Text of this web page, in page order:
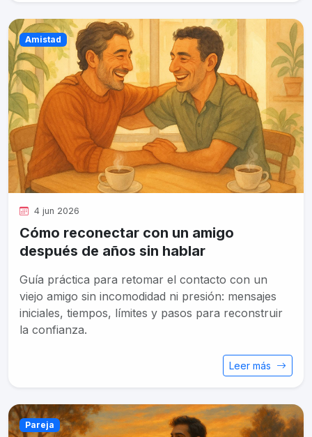
Amistad
4 jun 2026
Cómo reconectar con un amigo
después de años sin hablar
Guía práctica para retomar el contacto con un
viejo amigo sin incomodidad ni presión: mensajes
iniciales, tiempos, límites y pasos para reconstruir
la confianza.
Leer más
Pareja